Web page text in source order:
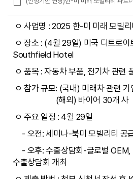
ㅇ 사업명 : 2025 한-미 미래 모빌
ㅇ 장소 : (4월 29일) 미국 디트로
Southfield Hotel
ㅇ 품목 : 자동차 부품, 전기차 관련
ㅇ 참가 규모: (국내) 미래차 관련
(해외) 바이어 30개 사
ㅇ 주요 일정 : 4월 29일
- 오전: 세미나-북미 모빌리티 공
- 오후: 수출상담회-글로벌 OEM,
수출상담회 개최